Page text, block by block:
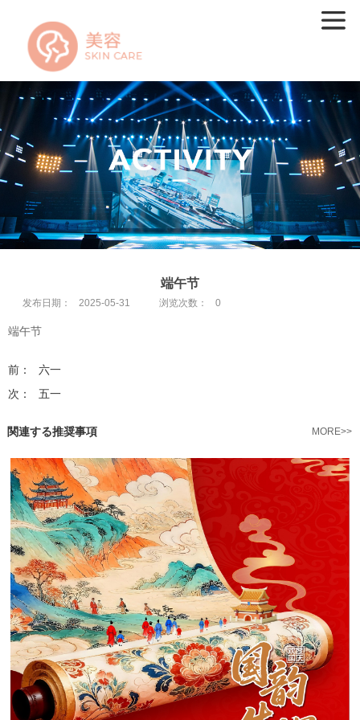
端午节
发布日期： 2025-05-31 浏览次数： 0
端午节
前：
六一
次：
五一
関連する推奨事項 MORE>>